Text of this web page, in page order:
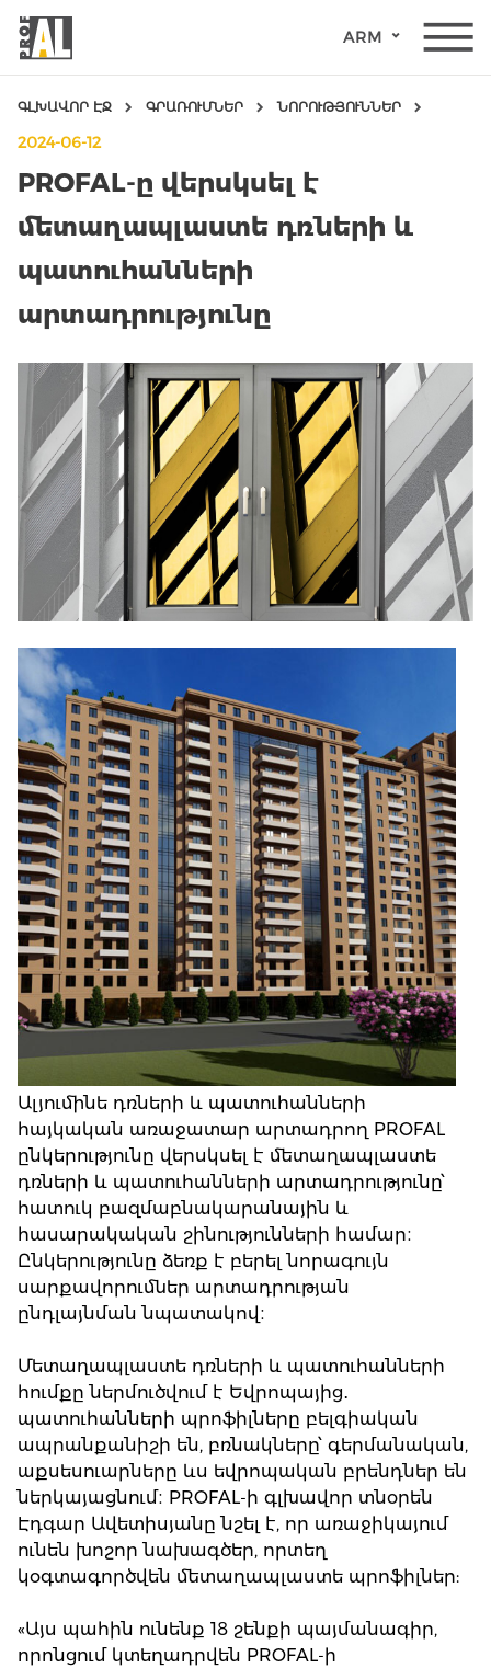
ARM
ԱՊԱԿԵ
ԿՈՆՍՏՐՈՒԿՑԻԱՆԵՐ
ՖԱՍԱԴԱՅԻՆ
ԿՈՆՍՏՐՈՒԿՑԻԱՆԵՐ
ԱՅԼ
ԱՊՐԱՆՔՆԵՐ
ԿԱՀՈՒՅՔ
ՆԱԽԱԳԾԵՐ
ԳԼԽԱՎՈՐ ԷՋ ԳՐԱՌՈՒՄՆԵՐ ՆՈՐՈՒԹՅՈՒՆՆԵՐ
2024-06-12
PROFAL-ը վերսկսել է
մետաղապլաստե դռների և
պատուհանների
արտադրությունը
Ալյումինե դռների և պատուհանների
հայկական առաջատար արտադրող PROFAL
ընկերությունը վերսկսել է մետաղապլաստե
դռների և պատուհանների արտադրությունը՝
հատուկ բազմաբնակարանային և
հասարակական շինությունների համար։
Ընկերությունը ձեռք է բերել նորագույն
սարքավորումներ արտադրության
ընդլայնման նպատակով։
Մետաղապլաստե դռների և պատուհանների
հումքը ներմուծվում է Եվրոպայից․
պատուհանների պրոֆիլները բելգիական
ապրանքանիշի են, բռնակները՝ գերմանական,
աքսեսուարները ևս եվրոպական բրենդներ են
ներկայացնում։ PROFAL-ի գլխավոր տնօրեն
Էդգար Ավետիսյանը նշել է, որ առաջիկայում
ունեն խոշոր նախագծեր, որտեղ
կօգտագործվեն մետաղապլաստե պրոֆիլներ:
«Այս պահին ունենք 18 շենքի պայմանագիր,
որոնցում կտեղադրվեն PROFAL-ի